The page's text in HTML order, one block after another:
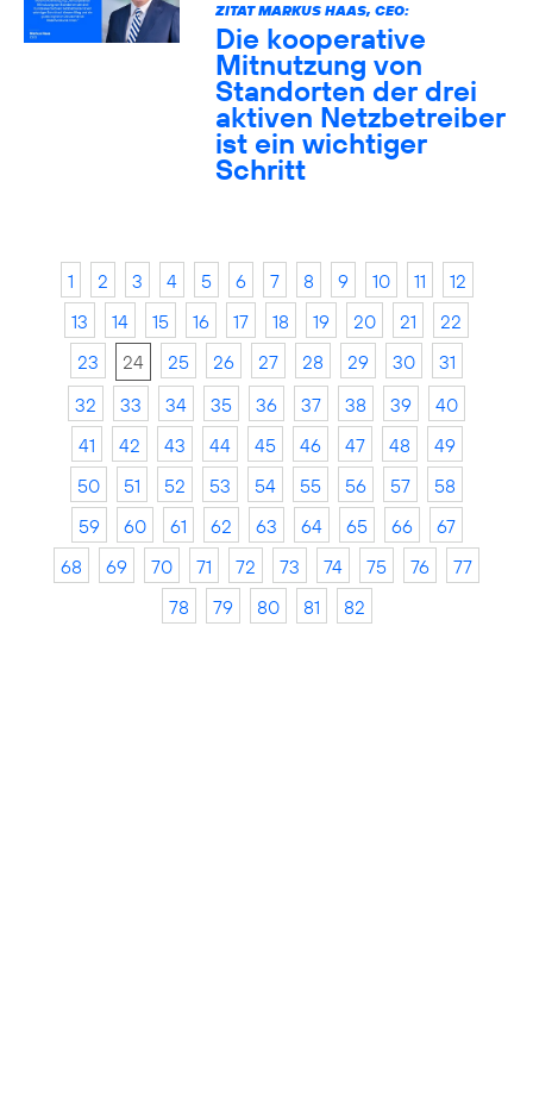
ZITAT MARKUS HAAS, CEO:
Die kooperative
Mitnutzung von
Standorten der drei
aktiven Netzbetreiber
ist ein wichtiger
Schritt
1 2 3 4 5 6 7 8 9 10 11
12
13
14 15 16 17 18 19 20 21
22
23
24 25 26 27 28 29 30
31
32
33 34 35 36 37 38 39
40
41
42 43 44 45 46 47 48
49
50
51 52 53 54 55 56 57
58
59
60 61 62 63 64 65 66
67
68
69 70 71 72 73 74 75 76
77
78
79 80 81 82